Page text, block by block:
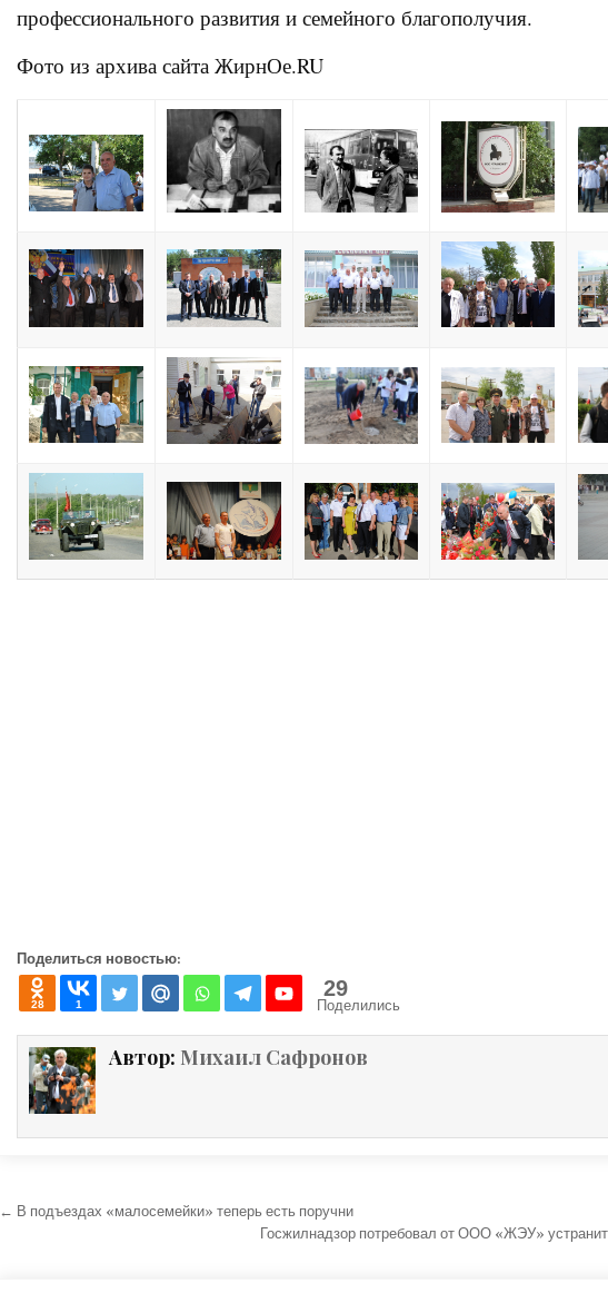
профессионального развития и семейного благополучия.
Фото изархива сайта ЖирнОе.RU
Поделиться новостью:
28 1
29
Поделились
Автор: Михаил Сафронов
Навигация по записям
← В подъездах «малосемейки» теперь есть поручни
Госжилнадзор потребовал от ООО «ЖЭУ»